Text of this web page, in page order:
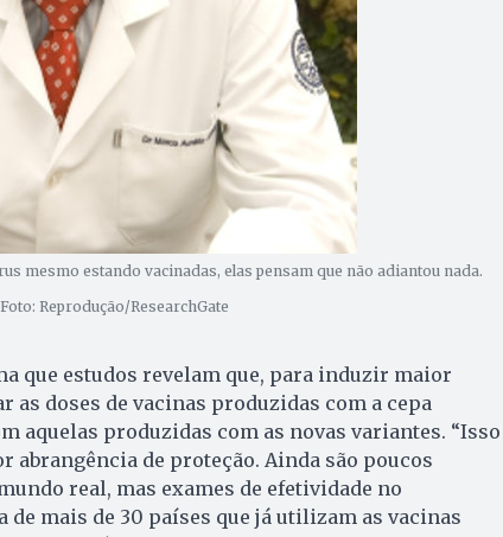
mesmo estando vacinadas, elas pensam que não adiantou nada.
Reprodução/ResearchGate
que estudos revelam que, para induzir maior
as doses de vacinas produzidas com a cepa
aquelas produzidas com as novas variantes. “Isso
abrangência de proteção. Ainda são poucos
real, mas exames de efetividade no
mais de 30 países que já utilizam as vacinas